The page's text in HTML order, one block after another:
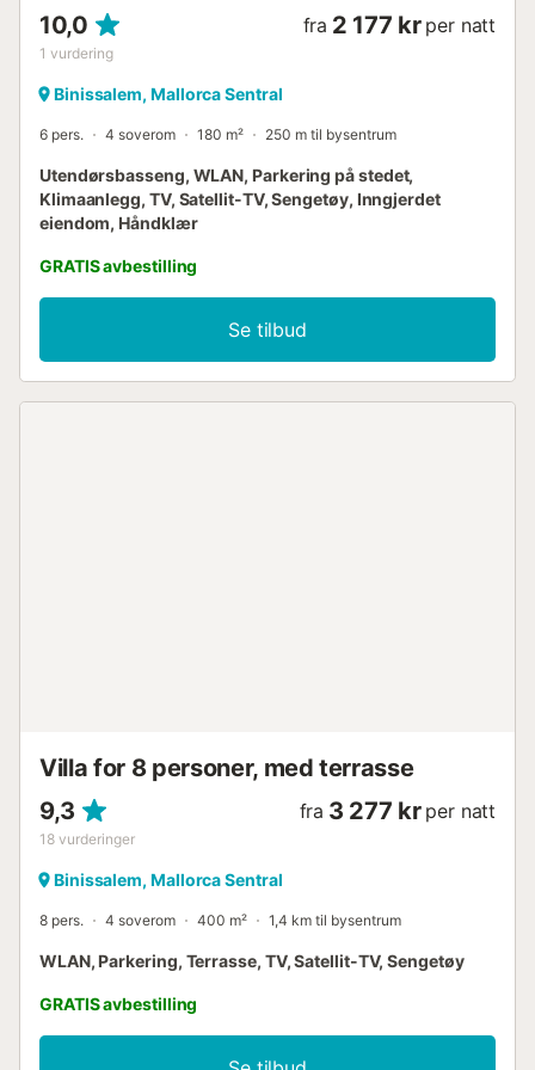
10,0
1 vurdering
fra 2 177 kr per natt
Binissalem, Mallorca Sentral
6 pers. 4 soverom 180 m² 250 m til bysentrum
Utendørsbasseng, WLAN, Parkering på stedet,
Klimaanlegg, TV, Satellit-TV, Sengetøy, Inngjerdet
eiendom, Håndklær
GRATIS avbestilling
Se tilbud
Villa for 8 personer, med terrasse
9,3
18 vurderinger
fra 3 277 kr per natt
Binissalem, Mallorca Sentral
8 pers. 4 soverom 400 m² 1,4 km til bysentrum
WLAN, Parkering, Terrasse, TV, Satellit-TV, Sengetøy
GRATIS avbestilling